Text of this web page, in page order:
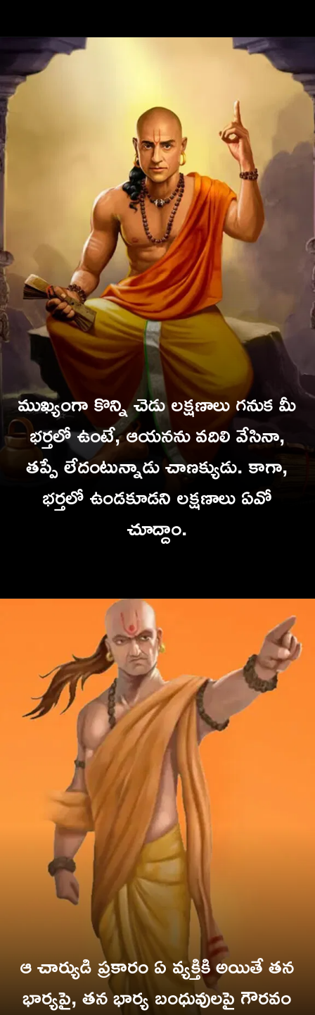
ముఖ్యంగా కొన్ని చెడు లక్షణాలు గనుక మీ
భర్తలో ఉంటే, ఆయనను వదిలి వేసినా,
తప్పే లేదంటున్నాడు చాణక్యుడు. కాగా,
భర్తలో ఉండకూడని లక్షణాలు ఏవో
చూద్దాం.
ఆ చార్యుడి ప్రకారం ఏ వ్యక్తికి అయితే తన
భార్యపై, తన భార్య బంధువులపై గౌరవం